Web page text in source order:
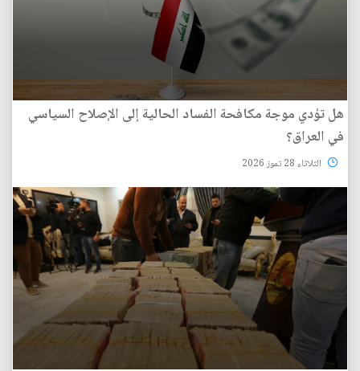
هل تؤدي موجة مكافحة الفساد الحالية إلى الإصلاح السياسي
في العراق؟
الثلاثاء 28 تموز 2026